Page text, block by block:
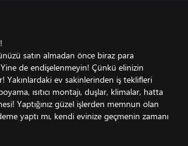
satın almadan önce biraz para
de endişelenmeyin! Çünkü elinizin
Yakınlardaki ev sakinlerinden iş teklifleri
ısıtıcı montajı, duşlar, klimalar, hatta
Yaptığınız güzel işlerden memnun olan
yaptı mı, kendi evinize geçmenin zamanı